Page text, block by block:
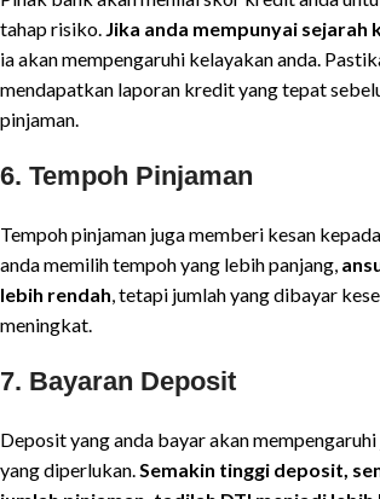
tahap risiko. Jika anda mempunyai
ia akan mempengaruhi kelayakan anda.
mendapatkan laporan kredit yang tepat
pinjaman.
6. Tempoh Pinjaman
Tempoh pinjaman juga memberi kesan
anda memilih tempoh yang lebih panjang,
lebih rendah , tetapi jumlah yang dibayar
meningkat.
7. Bayaran Deposit
Deposit yang anda bayar akan
yang diperlukan. Semakin tinggi deposit,